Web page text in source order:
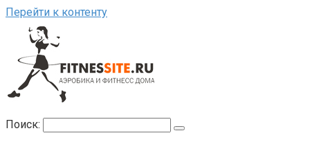
Перейти к контенту
Поиск: